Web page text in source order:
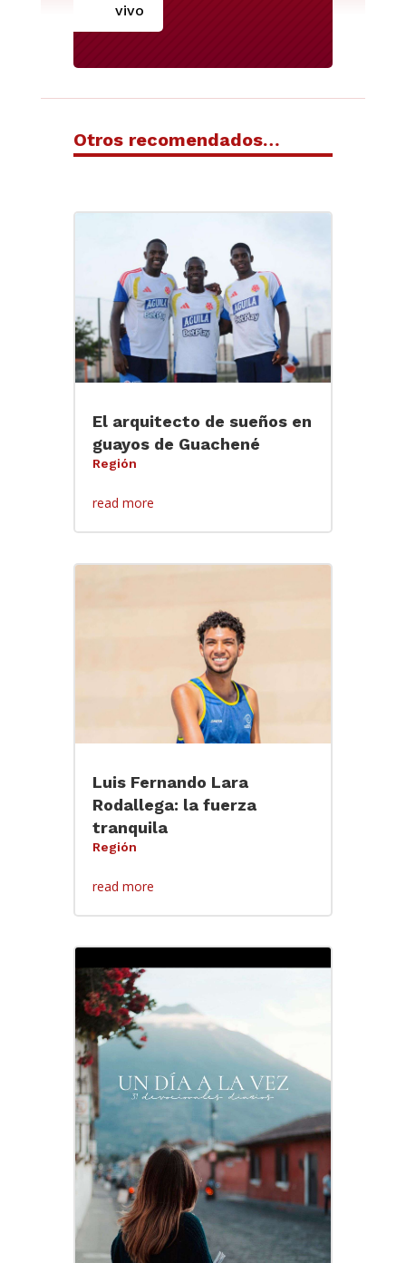
vivo
Otros recomendados…
El arquitecto de sueños en
guayos de Guachené
Región
read more
Luis Fernando Lara
Rodallega: la fuerza
tranquila
Región
read more